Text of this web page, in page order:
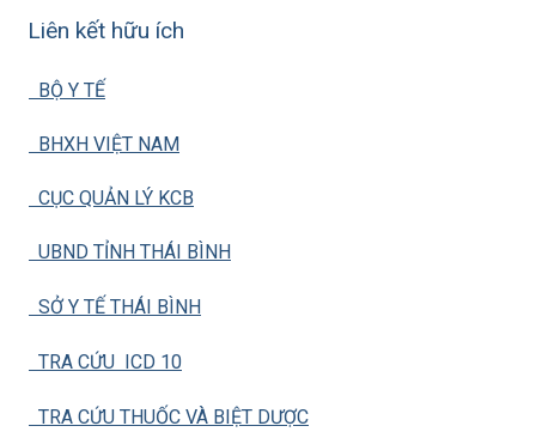
Liên kết hữu ích
BỘ Y TẾ
BHXH VIỆT NAM
CỤC QUẢN LÝ KCB
UBND TỈNH THÁI BÌNH
SỞ Y TẾ THÁI BÌNH
TRA CỨU ICD 10
TRA CỨU THUỐC VÀ BIỆT DƯỢC